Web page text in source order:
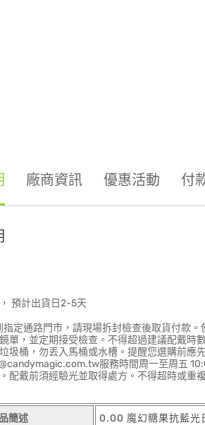
廠商資訊 優惠活動 付
預計出貨日2-5天
指定通路門市，請現場拆封檢查後取貨付款
單，並定期接受檢查。不得超過建議配戴
圾桶，勿丟入馬桶或水槽。提醒您選購前應
服務時間周一至周五
配戴前須經驗光並取得處方。不得超時或重
簡述 0.00 魔幻糖果抗藍光